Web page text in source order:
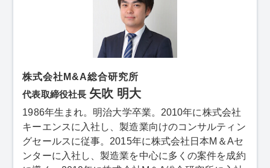
株式会社M&A総合研究所
代表取締役社長 矢吹 明大
1986年生まれ。明治大学卒業。2010年に株式会社
キーエンスに入社し、製造業向けのコンサルティン
グセールスに従事。2015年に株式会社日本M＆Aセ
ンターに入社し、製造業を中心に多くの案件を成約